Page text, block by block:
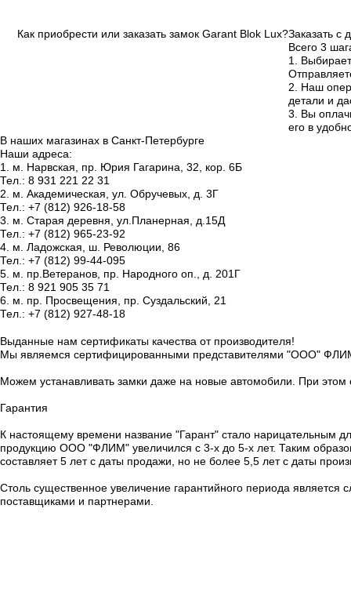
Как приобрести или заказать замок Garant Blok Lux?Заказать с
Всего 3
1
.
2
Наш
детали и
3
Вы
его в
В наших магазинах в Санкт-Петербурге
Наши адреса:
1
. м. Нарвская, пр. Юрия Гагарина, 32, кор. 6Б
Тел.: 8 931 221 22 31
2 . м. Академическая, ул. Обручевых, д. 3Г
Тел.: +7 (812) 926-18-58
3 . м. Старая деревня, ул.Планерная, д.15Д
Тел.: +7 (812) 965-23-92
4 . м. Ладожская, ш. Революции, 86
Тел.: +7 (812) 99-44-095
5 . м. пр.Ветеранов, пр. Народного оп., д. 201Г
Тел.: 8 921 905 35 71
6 . м. пр. Просвещения, пр. Суздальский, 21
Тел.: +7 (812) 927-48-18
Выданные нам сертификаты качества от производителя!
Мы являемся сертифицированными представителями "ООО"
Можем устанавливать замки даже на новые автомобили. При
Гарантия
К настоящему времени название "Гарант" стало нарицательным
продукцию ООО "ФЛИМ" увеличился с 3-х до 5-х лет. Таким
составляет 5 лет с даты продажи, но не более 5,5 лет с даты
Столь существенное увеличение гарантийного периода является
поставщиками и партнерами.